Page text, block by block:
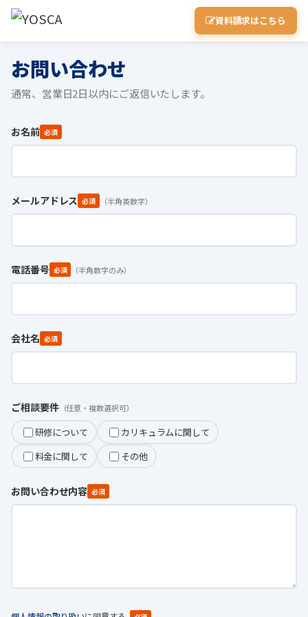
内
キ
プ
資料請求はこちら
お問い合わせ
通常、営業日2日以内にご返信いたします。
お名前 必須
メールアドレス 必須 （半角英数字）
電話番号 必須 （半角数字のみ）
会社名 必須
ご相談要件（任意・複数選択可）
研修について
カリキュラムに関して
料金に関して
その他
お問い合わせ内容 必須